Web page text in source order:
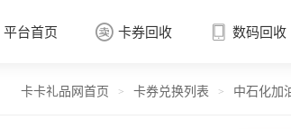
平台首页  卡券回收
 卡券回收
 数码回收
卡卡礼品网首页 > 卡券兑换列表 > 中石化加